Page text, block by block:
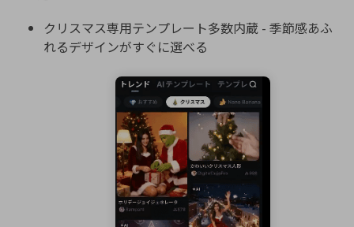
クリスマス専用テンプレート多数内蔵 - 季節感あふ
れるデザインがすぐに選べる